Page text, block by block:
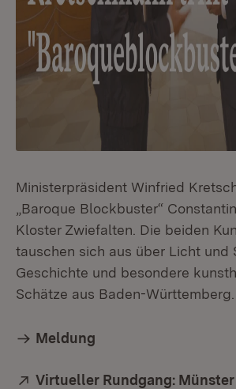
Ministerpräsident Winfried
„Baroque Blockbuster“
Kloster Zwiefalten. Die beiden
tauschen sich aus über Licht und
Geschichte und besondere
Schätze aus Baden-Württemberg.
Meldung
Extern:
Virtueller Rundgang: